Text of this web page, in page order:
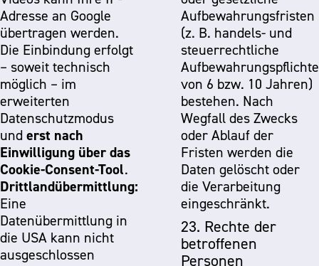
Adresse an Google
übertragen werden.
Die Einbindung erfolgt
– soweit technisch
möglich – im
erweiterten
Datenschutzmodus
und erst nach
Einwilligung über das
Cookie-Consent-Tool.
Drittlandübermittlung:
Eine
Datenübermittlung in
die USA kann nicht
ausgeschlossen
Aufbewahrungsfristen
(z. B. handels- und
steuerrechtliche
von 6 bzw. 10 Jahren)
bestehen. Nach
Wegfall des Zwecks
oder Ablauf der
Fristen werden die
Daten gelöscht oder
die Verarbeitung
eingeschränkt.
23. Rechte der
betroffenen
Personen